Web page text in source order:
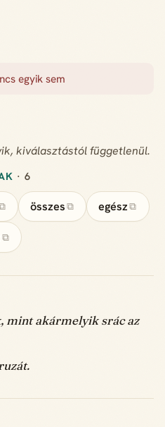
egyik sem
kiválasztástól függetlenül.
· 6
összes ⧉ egész ⧉
⧉
mint akármelyik srác az